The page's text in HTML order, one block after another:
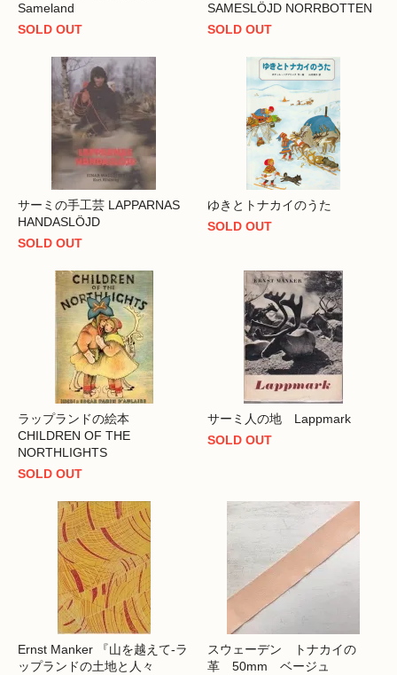
Sameland
SOLD OUT
SAMESLÖJD NORRBOTTEN
SOLD OUT
サーミの手工芸 LAPPARNAS
HANDASLÖJD
SOLD OUT
ゆきとトナカイのうた
SOLD OUT
ラップランドの絵本
CHILDREN OF THE
NORTHLIGHTS
SOLD OUT
サーミ人の地 Lappmark
SOLD OUT
Ernst Manker 『山を越えて-ラ
ップランドの土地と人々
スウェーデン トナカイの
革 50mm ベージュ